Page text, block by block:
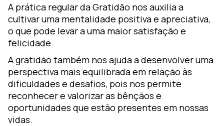
A prática regular da Gratidão nos auxilia a
cultivar uma mentalidade positiva e apreciativa,
o que pode levar a uma maior satisfação e
felicidade.
A gratidão também nos ajuda a desenvolver uma
perspectiva mais equilibrada em relação às
dificuldades e desafios, pois nos permite
reconhecer e valorizar as bênçãos e
oportunidades que estão presentes em nossas
vidas.